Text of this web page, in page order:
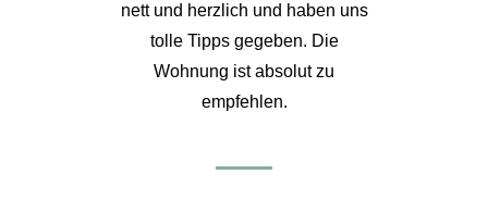
nett und herzlich und haben uns
tolle Tipps gegeben. Die
Wohnung ist absolut zu
empfehlen.